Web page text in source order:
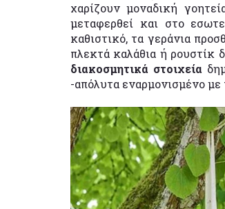
χαρίζουν μοναδική
μεταφερθεί και στο
καθιστικό, τα γεράνια
πλεκτά καλάθια ή ρουστίκ
διακοσμητικά στοιχεία
-απόλυτα εναρμονισμένο